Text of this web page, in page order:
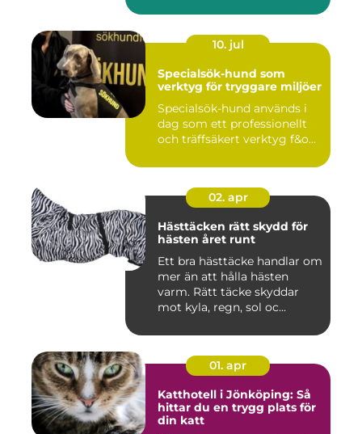
10. jul
Specialsök-hund som
verktyg för tryggare miljöer
Specialsök-hund används i
dag som ett professionellt
och träffsäkert verktyg f&o...
02. apr
Hästtäcken rätt skydd för
hästen året runt
Ett bra hästtäcke handlar om
mer än att hålla hästen
varm. Rätt täcke skyddar
mot kyla, regn, sol oc...
01. apr
Katthotell i Jönköping: Så
hittar du en trygg plats för
din katt